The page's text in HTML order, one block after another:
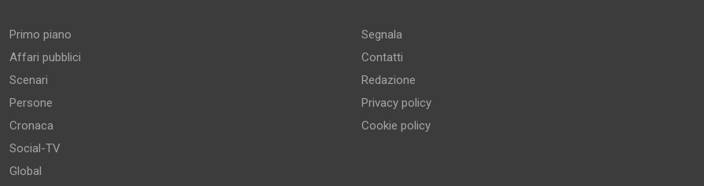
Primo piano
Affari pubblici
Scenari
Persone
Cronaca
Social-TV
Global
Segnala
Contatti
Redazione
Privacy policy
Cookie policy